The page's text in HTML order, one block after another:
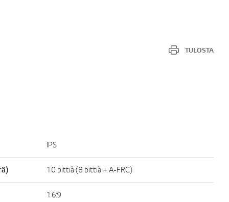
TULOSTA
IPS
10 bittiä (8 bittiä + A-FRC)
16:9